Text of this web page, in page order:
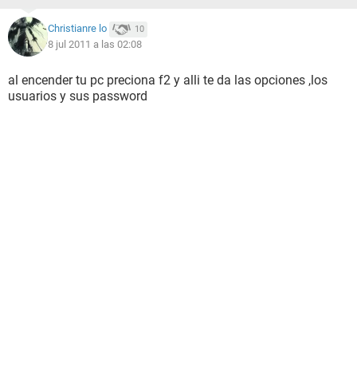
Christianre lo 10
8 jul 2011 a las 02:08
al encender tu pc preciona f2 y alli te da las opciones ,los
usuarios y sus password